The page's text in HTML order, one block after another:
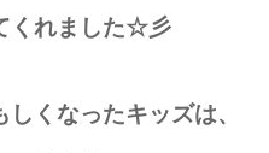
くれました☆彡
くなったキッズは、